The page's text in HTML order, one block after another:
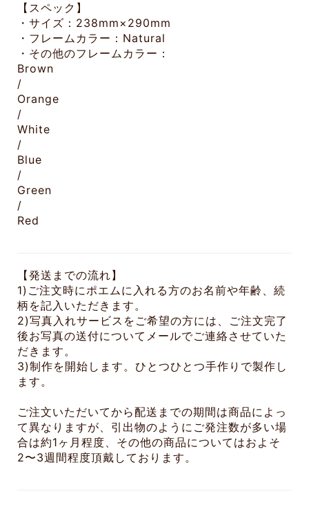
【スペック】
・サイズ：238mm×290mm
・フレームカラー：Natural
・その他のフレームカラー：
Brown
/
Orange
/
White
/
Blue
/
Green
/
Red
【発送までの流れ】
1)ご注文時にポエムに入れる方のお名前や年齢、続
柄を記入いただきます。
2)写真入れサービスをご希望の方には、ご注文完了
後お写真の送付についてメールでご連絡させていた
だきます。
3)制作を開始します。ひとつひとつ手作りで製作し
ます。
ご注文いただいてから配送までの期間は商品によっ
て異なりますが、引出物のようにご発注数が多い場
合は約1ヶ月程度、その他の商品についてはおよそ
2〜3週間程度頂戴しております。